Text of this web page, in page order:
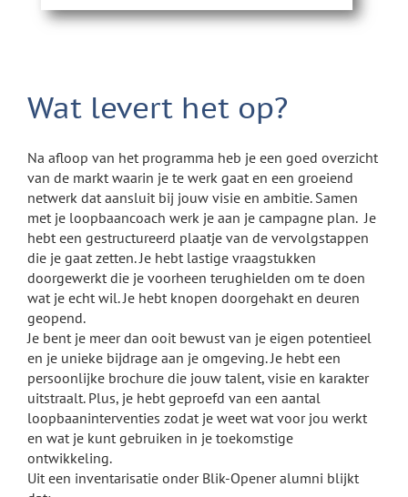
Wat levert het op?
Na afloop van het programma heb je een goed overzicht
van de markt waarin je te werk gaat en een groeiend
netwerk dat aansluit bij jouw visie en ambitie. Samen
met je loopbaancoach werk je aan je campagne plan. Je
hebt een gestructureerd plaatje van de vervolgstappen
die je gaat zetten. Je hebt lastige vraagstukken
doorgewerkt die je voorheen terughielden om te doen
wat je echt wil. Je hebt knopen doorgehakt en deuren
geopend.
Je bent je meer dan ooit bewust van je eigen potentieel
en je unieke bijdrage aan je omgeving. Je hebt een
persoonlijke brochure die jouw talent, visie en karakter
uitstraalt. Plus, je hebt geproefd van een aantal
loopbaaninterventies zodat je weet wat voor jou werkt
en wat je kunt gebruiken in je toekomstige
ontwikkeling.
Uit een inventarisatie onder Blik-Opener alumni blijkt